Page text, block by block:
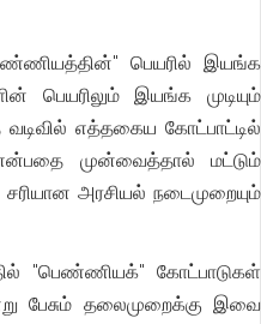
பெயரில் இயங்க
பெயரிலும் இயங்க முடியும்
எத்தகைய கோட்பாட்டில்
முன்வைத்தால் மட்டும்
அரசியல் நடைமுறையும்
"பெண்ணியக்" கோட்பாடுகள்
பேசும் தலைமுறைக்கு இவை